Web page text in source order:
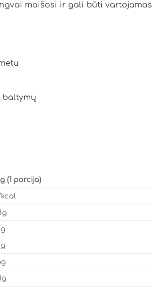
maišosi ir gali būti vartojamas
baltymų
(1 porcija)